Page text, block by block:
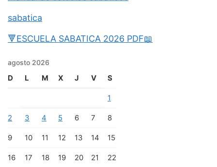
sabatica
🔻ESCUELA SABATICA 2026 PDF📖
agosto 2026
D L M X J V S
1
2 3 4 5 6 7 8
9 10 11 12 13 14 15
16 17 18 19 20 21 22